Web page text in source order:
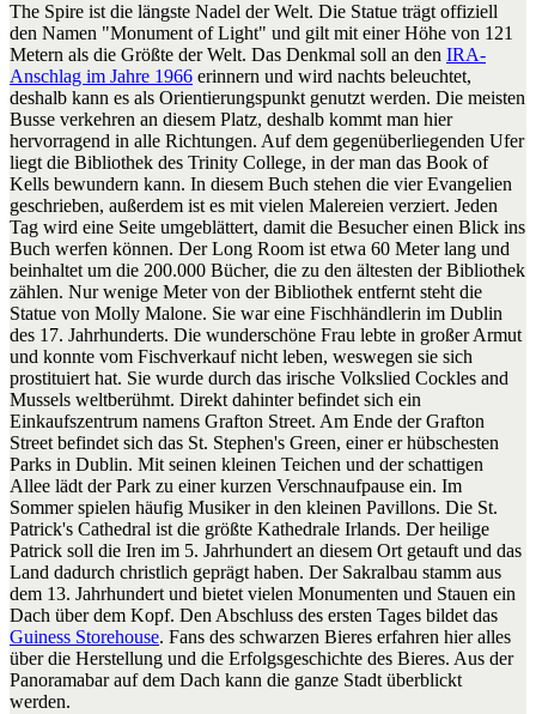
The Spire ist die längste Nadel der Welt. Die Statue trägt offiziell
den Namen "Monument of Light" und gilt mit einer Höhe von 121
Metern als die Größte der Welt. Das Denkmal soll an den IRA-
Anschlag im Jahre 1966 erinnern und wird nachts beleuchtet,
deshalb kann es als Orientierungspunkt genutzt werden. Die meisten
Busse verkehren an diesem Platz, deshalb kommt man hier
hervorragend in alle Richtungen. Auf dem gegenüberliegenden Ufer
liegt die Bibliothek des Trinity College, in der man das Book of
Kells bewundern kann. In diesem Buch stehen die vier Evangelien
geschrieben, außerdem ist es mit vielen Malereien verziert. Jeden
Tag wird eine Seite umgeblättert, damit die Besucher einen Blick ins
Buch werfen können. Der Long Room ist etwa 60 Meter lang und
beinhaltet um die 200.000 Bücher, die zu den ältesten der Bibliothek
zählen. Nur wenige Meter von der Bibliothek entfernt steht die
Statue von Molly Malone. Sie war eine Fischhändlerin im Dublin
des 17. Jahrhunderts. Die wunderschöne Frau lebte in großer Armut
und konnte vom Fischverkauf nicht leben, weswegen sie sich
prostituiert hat. Sie wurde durch das irische Volkslied Cockles and
Mussels weltberühmt. Direkt dahinter befindet sich ein
Einkaufszentrum namens Grafton Street. Am Ende der Grafton
Street befindet sich das St. Stephen's Green, einer er hübschesten
Parks in Dublin. Mit seinen kleinen Teichen und der schattigen
Allee lädt der Park zu einer kurzen Verschnaufpause ein. Im
Sommer spielen häufig Musiker in den kleinen Pavillons. Die St.
Patrick's Cathedral ist die größte Kathedrale Irlands. Der heilige
Patrick soll die Iren im 5. Jahrhundert an diesem Ort getauft und das
Land dadurch christlich geprägt haben. Der Sakralbau stamm aus
dem 13. Jahrhundert und bietet vielen Monumenten und Stauen ein
Dach über dem Kopf. Den Abschluss des ersten Tages bildet das
Guiness Storehouse. Fans des schwarzen Bieres erfahren hier alles
über die Herstellung und die Erfolgsgeschichte des Bieres. Aus der
Panoramabar auf dem Dach kann die ganze Stadt überblickt
werden.